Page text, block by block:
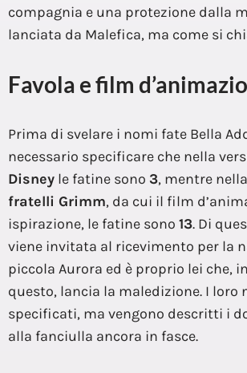
compagnia e una protezione dalla
lanciata da Malefica, ma come si
Favola e film
Prima di svelare i nomi fate Bella
necessario specificare che nella
Disney le fatine sono 3, mentre
fratelli Grimm, da cui il film
ispirazione, le fatine sono 13. Di
viene invitata al ricevimento per la
piccola Aurora ed è proprio lei che,
questo, lancia la maledizione. I loro
specificati, ma vengono descritti i
alla fanciulla ancora in fasce.